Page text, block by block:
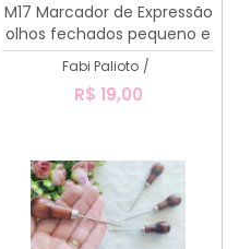
M17 Marcador de Expressão
olhos fechados pequeno e
grande
Fabi Palioto /
R$ 19,00